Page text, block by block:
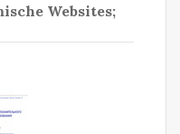
Websites;